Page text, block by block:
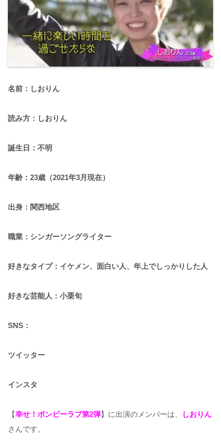
名前：しおりん
読み方：しおりん
誕生日：不明
年齢：23歳（2021年3月現在）
出身：関西地区
職業：シンガーソングライター
好きなタイプ：イケメン、面白い人、年上でしっかりした人
好きな芸能人：小栗旬
SNS：
ツイッター
インスタ
【幸せ！ボンビーラブ第2弾】に出演のメンバーは、
しおりん
さんです。